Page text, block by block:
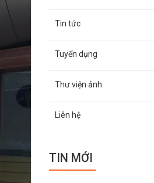
Tin tức
Tuyển dụng
Thư viện ảnh
Liên hệ
TIN MỚI